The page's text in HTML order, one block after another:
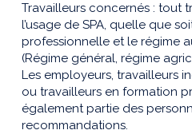
Travailleurs concernés : tout
l’usage de SPA, quelle que
professionnelle et le régime
(Régime général, régime
Les employeurs, travailleurs
ou travailleurs en formation
également partie des
recommandations.